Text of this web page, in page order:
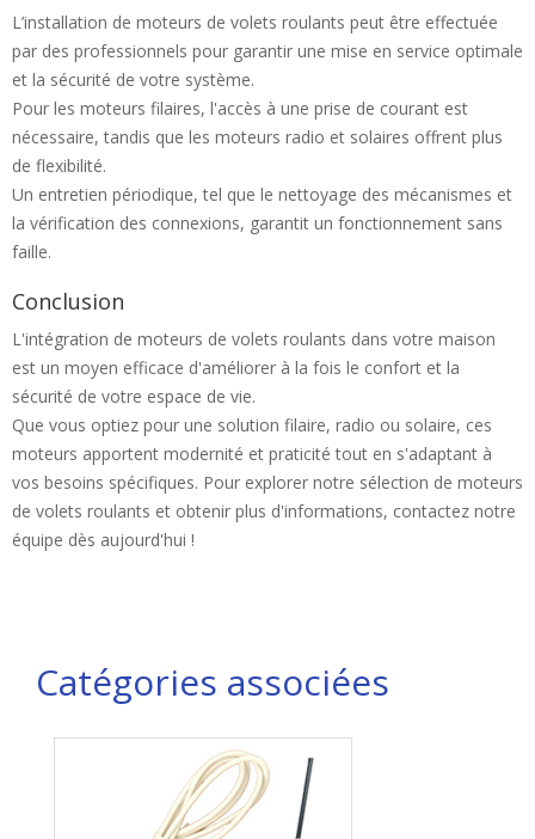
L’installation de moteurs de volets roulants peut être effectuée
par des professionnels pour garantir une mise en service optimale
et la sécurité de votre système.
Pour les moteurs filaires, l'accès à une prise de courant est
nécessaire, tandis que les moteurs radio et solaires offrent plus
de flexibilité.
Un entretien périodique, tel que le nettoyage des mécanismes et
la vérification des connexions, garantit un fonctionnement sans
faille.
Conclusion
L'intégration de moteurs de volets roulants dans votre maison
est un moyen efficace d'améliorer à la fois le confort et la
sécurité de votre espace de vie.
Que vous optiez pour une solution filaire, radio ou solaire, ces
moteurs apportent modernité et praticité tout en s'adaptant à
vos besoins spécifiques. Pour explorer notre sélection de moteurs
de volets roulants et obtenir plus d'informations, contactez notre
équipe dès aujourd'hui !
Catégories associées